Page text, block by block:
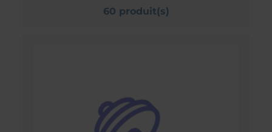
60 produit(s)